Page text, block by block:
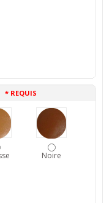
* REQUIS
Noire